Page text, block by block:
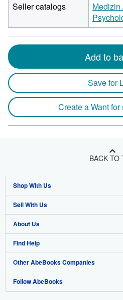
Seller catalogs
Medizin
Add to
Save for
Create a Want
BACK TO
Shop With Us
Advanced Search
Browse Collections
My Account
My Orders
View Basket
Sell With Us
Start Selling
Join Our Affiliate Program
Book Buyback
Refer a seller
About Us
About AbeBooks
Media
Careers
Find Help
Help
Customer Support
Other AbeBooks Companies
AbeBooks.co.uk
Follow AbeBooks